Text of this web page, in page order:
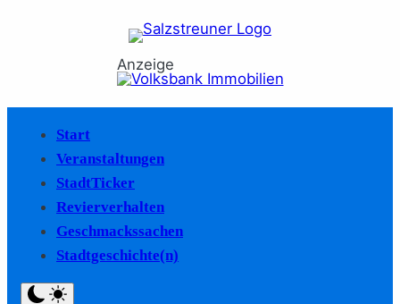
Anzeige
Start
Veranstaltungen
StadtTicker
Revierverhalten
Geschmackssachen
Stadtgeschichte(n)